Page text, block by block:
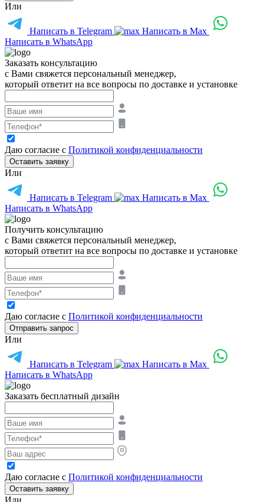
Или
Написать в Telegram
Написать в Max
Написать в WhatsApp
Заказать консультацию
с Вами свяжется персональный менеджер,
который ответит на все вопросы по доставке и установке
Даю согласие с Политикой конфиденциальности
Оставить заявку
Или
Написать в Telegram
Написать в Max
Написать в WhatsApp
Получить консультацию
с Вами свяжется персональный менеджер,
который ответит на все вопросы по доставке и установке
Даю согласие с Политикой конфиденциальности
Отправить запрос
Или
Написать в Telegram
Написать в Max
Написать в WhatsApp
Заказать бесплатный дизайн
Даю согласие с Политикой конфиденциальности
Оставить заявку
Или